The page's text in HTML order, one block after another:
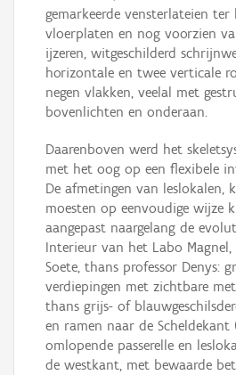
gemarkeerde vensterlateien
vloerplaten en nog voorzien
ijzeren, witgeschilderd
horizontale en twee verticale
negen vlakken, veelal met
bovenlichten en onderaan.
Daarenboven werd het
met het oog op een flexibele
De afmetingen van leslokalen,
moesten op eenvoudige wijze
aangepast naargelang de
Interieur van het Labo
Soete, thans professor Denys:
verdiepingen met zichtbare
thans grijs- of
en ramen naar de Scheldekant
omlopende passerelle en
de westkant, met bewaarde